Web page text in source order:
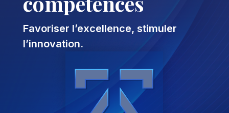
Favoriser l’excellence, stimuler
l’innovation.